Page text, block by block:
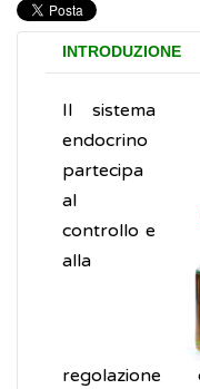
INTRODUZIONE
Il sistema
endocrino
partecipa
al
controllo e
alla